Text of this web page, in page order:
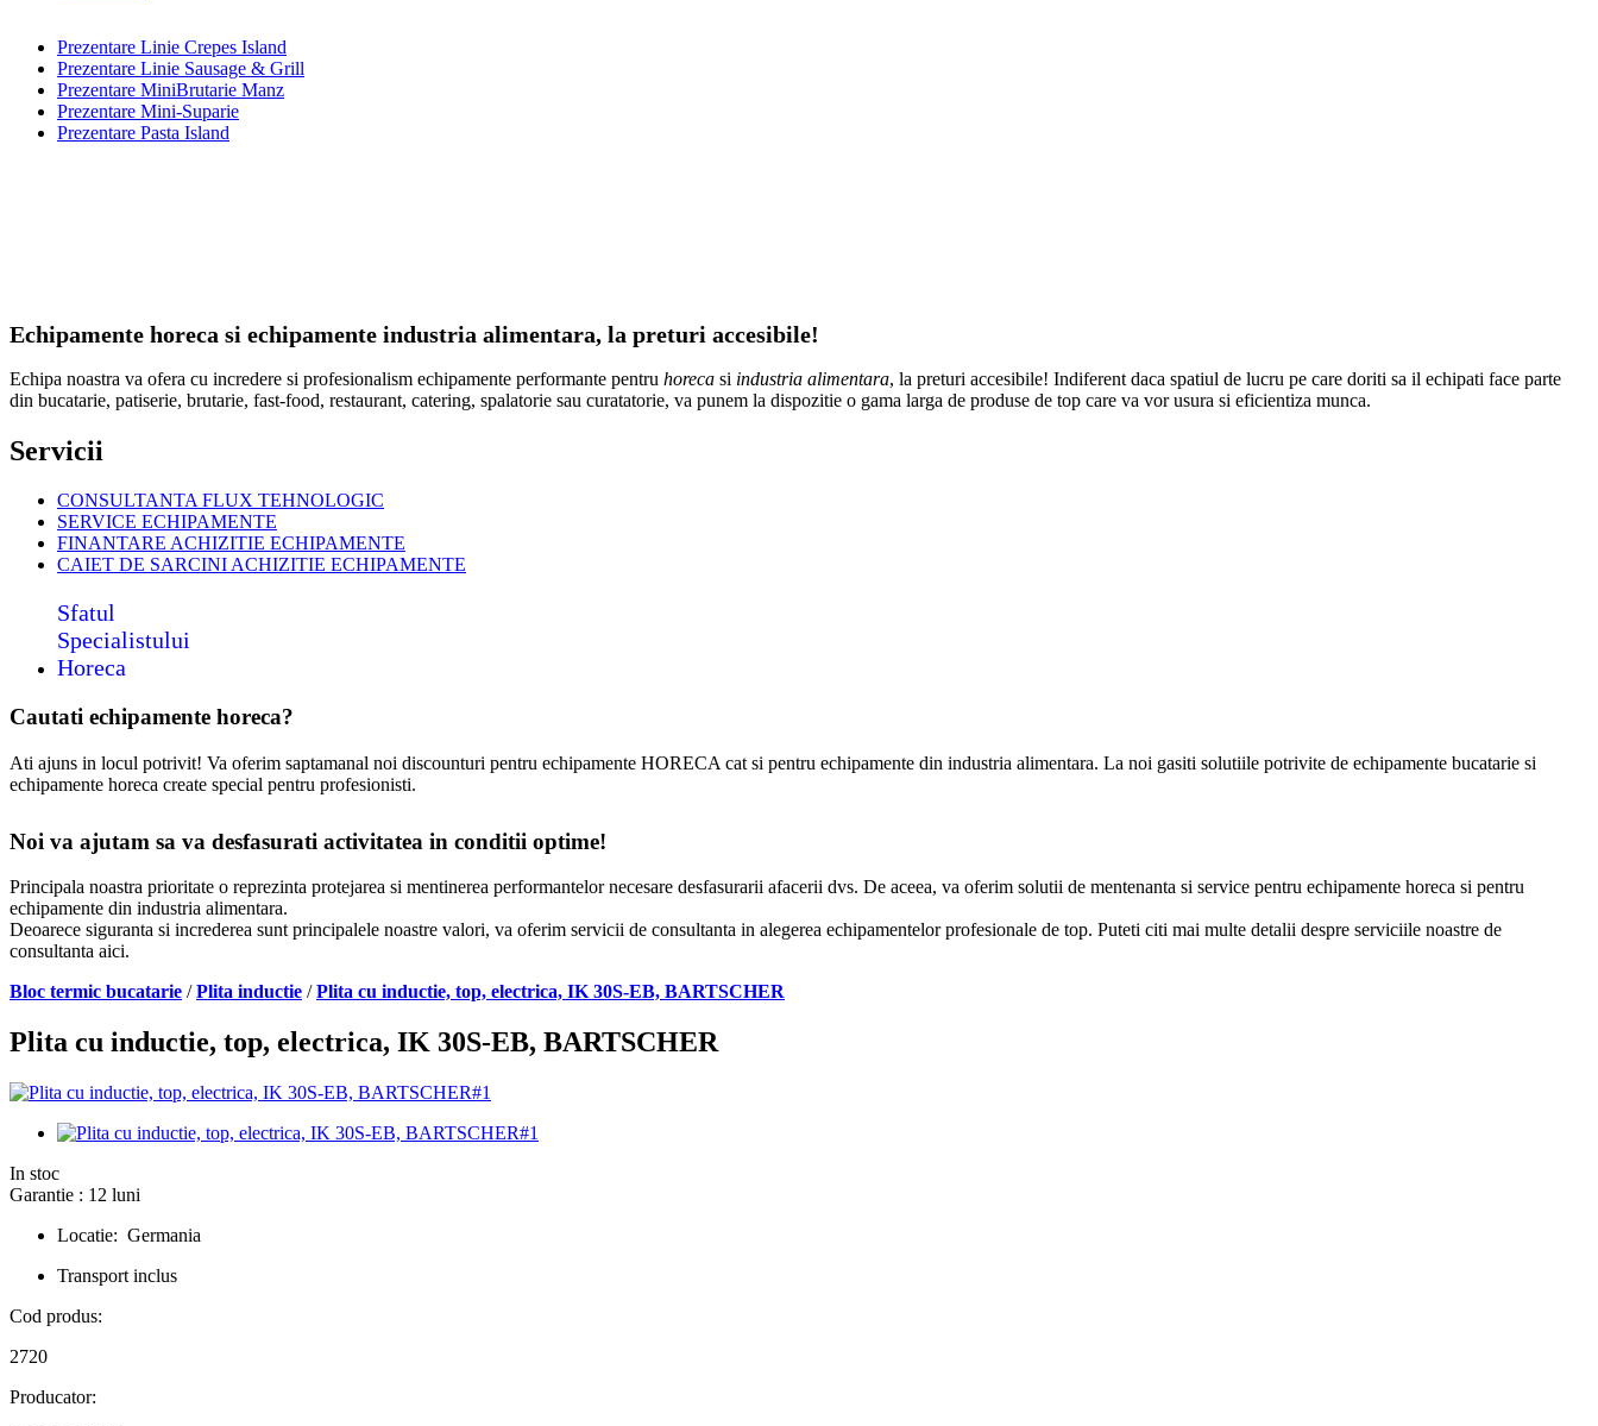
Prezentare Linie Crepes Island
Prezentare Linie Sausage & Grill
Prezentare MiniBrutarie Manz
Prezentare Mini-Suparie
Prezentare Pasta Island
Echipamente horeca si echipamente industria alimentara, la preturi accesibile!
Echipa noastra va ofera cu incredere si profesionalism echipamente performante pentru horeca si industria alimentara, la preturi accesibile! Indiferent daca spatiul de lucru pe care doriti sa il echipati face parte
din bucatarie, patiserie, brutarie, fast-food, restaurant, catering, spalatorie sau curatatorie, va punem la dispozitie o gama larga de produse de top care va vor usura si eficientiza munca.
Servicii
CONSULTANTA FLUX TEHNOLOGIC
SERVICE ECHIPAMENTE
FINANTARE ACHIZITIE ECHIPAMENTE
CAIET DE SARCINI ACHIZITIE ECHIPAMENTE
Sfatul
Specialistului
Horeca
Cautati echipamente horeca?
Ati ajuns in locul potrivit! Va oferim saptamanal noi discounturi pentru echipamente HORECA cat si pentru echipamente din industria alimentara. La noi gasiti solutiile potrivite de echipamente bucatarie si
echipamente horeca create special pentru profesionisti.
Noi va ajutam sa va desfasurati activitatea in conditii optime!
Principala noastra prioritate o reprezinta protejarea si mentinerea performantelor necesare desfasurarii afacerii dvs. De aceea, va oferim solutii de mentenanta si service pentru echipamente horeca si pentru
echipamente din industria alimentara.
Deoarece siguranta si increderea sunt principalele noastre valori, va oferim servicii de consultanta in alegerea echipamentelor profesionale de top. Puteti citi mai multe detalii despre serviciile noastre de
consultanta aici.
Bloc termic bucatarie /Plita inductie /Plita cu inductie, top, electrica, IK 30S-EB, BARTSCHER
Plita cu inductie, top, electrica, IK 30S-EB, BARTSCHER
In stoc
Garantie : 12 luni
Locatie: Germania
Transport inclus
Cod produs:
2720
Producator: